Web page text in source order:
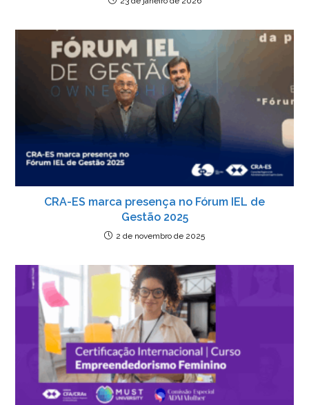
CRA-ES marca presença no Fórum IEL de
Gestão 2025
2 de novembro de 2025